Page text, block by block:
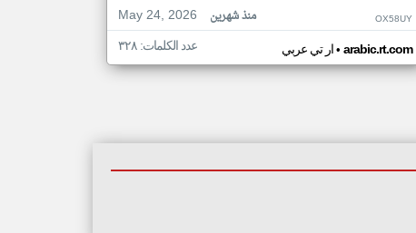
May 24, 2026
منذ شهرين OX58UY
ار تي عربي• arabic.rt.com عدد الكلمات: ٣٢٨